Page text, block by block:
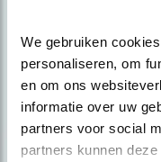
We gebruiken
personaliseren, om
en om ons
informatie over uw
partners voor social
partners kunnen